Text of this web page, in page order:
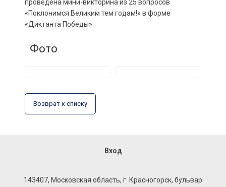
проведена мини-викторина из 25 вопросов
«Поклонимся Великим тем годам!» в форме
«Диктанта Победы».
Фото
Возврат к списку
Вход
143407, Московская область, г. Красногорск, бульвар